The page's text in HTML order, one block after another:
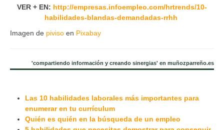
VER + EN: http://empresas.infoempleo.com/hrtrends/10-
habilidades-blandas-demandadas-rrhh
Imagen de piviso en Pixabay
'compartiendo información y creando sinergias' en muñozparreño.es
Las 10 habilidades laborales más importantes para
enumerar en tu currículum
Quién es quién en la búsqueda de un empleo